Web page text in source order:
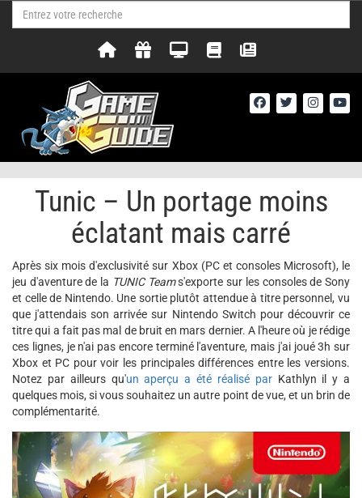
Tunic – Un portage moins
éclatant mais carré
Après six mois d'exclusivité sur Xbox (PC et consoles Microsoft), le
jeu d'aventure de la TUNIC Teams'exporte sur les consoles de Sony
et celle de Nintendo. Une sortie plutôt attendue à titre personnel, vu
que j'attendais son arrivée sur Nintendo Switch pour découvrir ce
titre qui a fait pas mal de bruit en mars dernier. A l'heure où je rédige
ces lignes, je n'ai pas encore terminé l'aventure, mais j'ai joué 3h sur
Xbox et PC pour voir les principales différences entre les versions.
Notez par ailleurs qu'un aperçu a été réalisé par Kathlyn il y a
quelques mois, si vous souhaitez un autre point de vue, et un brin de
complémentarité.